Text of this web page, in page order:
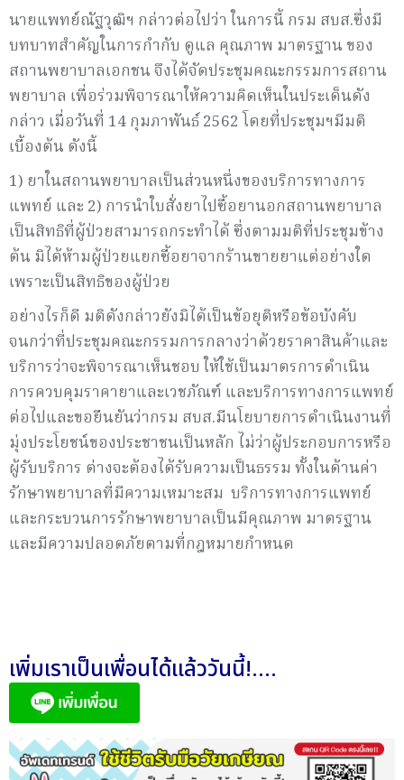
นายแพทย์ณัฐวุฒิฯ กล่าวต่อไปว่า ในการนี้ กรม สบส.ซึ่งมี
บทบาทสำคัญในการกำกับ ดูแล คุณภาพ มาตรฐาน ของ
สถานพยาบาลเอกชน จึงได้จัดประชุมคณะกรรมการสถาน
พยาบาล เพื่อร่วมพิจารณาให้ความคิดเห็นในประเด็นดัง
กล่าว เมื่อวันที่ 14 กุมภาพันธ์ 2562 โดยที่ประชุมฯมีมติ
เบื้องต้น ดังนี้
1) ยาในสถานพยาบาลเป็นส่วนหนึ่งของบริการทางการ
แพทย์ และ 2) การนำใบสั่งยาไปซื้อยานอกสถานพยาบาล
เป็นสิทธิที่ผู้ป่วยสามารถกระทำได้ ซึ่งตามมติที่ประชุมข้าง
ต้น มิได้ห้ามผู้ป่วยแยกซื้อยาจากร้านขายยาแต่อย่างใด
เพราะเป็นสิทธิของผู้ป่วย
อย่างไรก็ดี มติดังกล่าวยังมิได้เป็นข้อยุติหรือข้อบังคับ
จนกว่าที่ประชุมคณะกรรมการกลางว่าด้วยราคาสินค้าและ
บริการว่าจะพิจารณาเห็นชอบ ให้ใช้เป็นมาตรการดำเนิน
การควบคุมราคายาและเวชภัณฑ์ และบริการทางการแพทย์
ต่อไปและขอยืนยันว่ากรม สบส.มีนโยบายการดำเนินงานที่
มุ่งประโยชน์ของประชาชนเป็นหลัก ไม่ว่าผู้ประกอบการหรือ
ผู้รับบริการ ต่างจะต้องได้รับความเป็นธรรม ทั้งในด้านค่า
รักษาพยาบาลที่มีความเหมาะสม บริการทางการแพทย์
และกระบวนการรักษาพยาบาลเป็นมีคุณภาพ มาตรฐาน
และมีความปลอดภัยตามที่กฎหมายกำหนด
เพิ่มเราเป็นเพื่อนได้แล้ววันนี้!....